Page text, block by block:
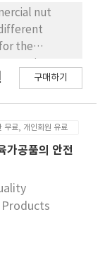
goat farms
in
efficacy
the Animal
killing
is the
evaluated
of 1,
compounds
nut
the
was
by
A
T-2 toxin
samples,
33
only
43
구매하기
무료, 개인회원 유료
가공품의 안전